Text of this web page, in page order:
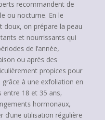
recommandent de
ou nocturne. En le
doux, on prépare la peau
et nourrissants qui
de l’année,
ou après des
propices pour
grâce à une exfoliation en
entre 18 et 35 ans,
hormonaux,
d’une utilisation régulière